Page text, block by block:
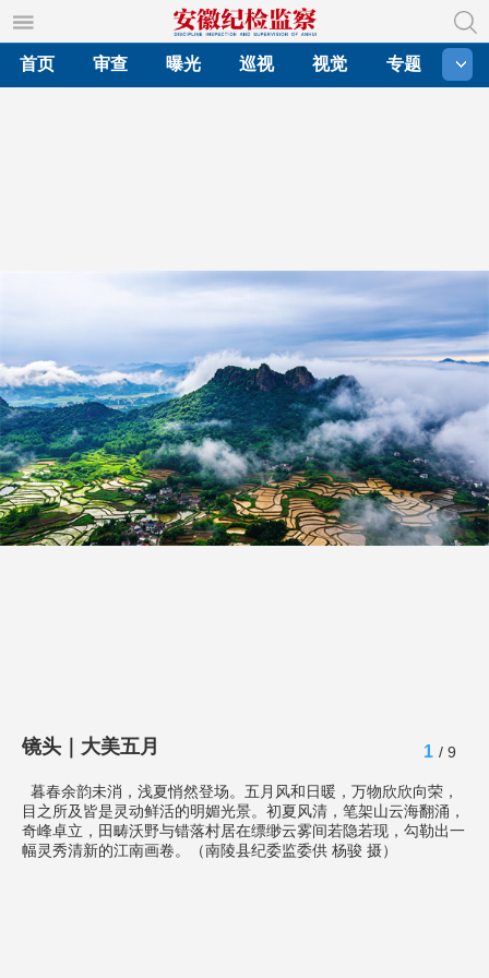
首页
审查 曝光 巡视 视觉 专题
镜头｜大美五月 1 / 9
暮春余韵未消，浅夏悄然登场。五月风和日暖，万物欣欣向荣，
目之所及皆是灵动鲜活的明媚光景。初夏风清，笔架山云海翻涌，
奇峰卓立，田畴沃野与错落村居在缥缈云雾间若隐若现，勾勒出一
幅灵秀清新的江南画卷。（南陵县纪委监委供 杨骏 摄）